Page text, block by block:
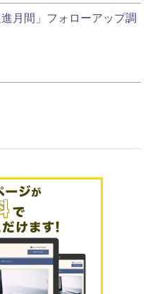
月間」フォローアップ調